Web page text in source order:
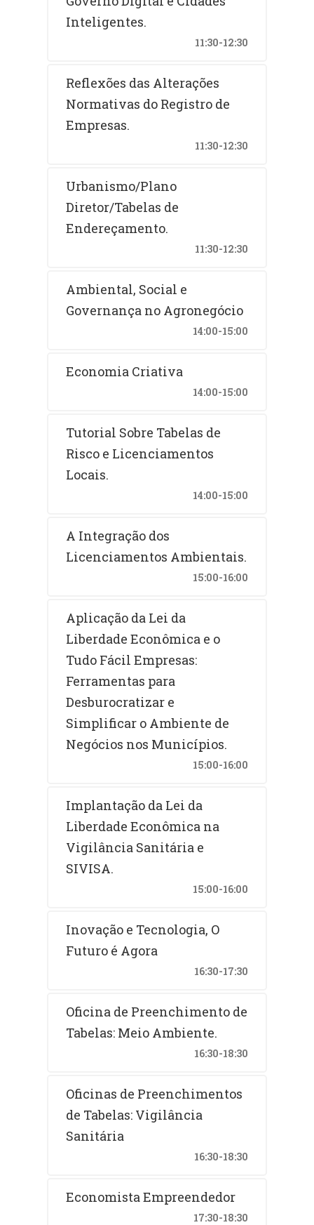
Inteligentes.
11:30-12:30
Reflexões das Alterações
Normativas do Registro de
Empresas.
11:30-12:30
Urbanismo/Plano
Diretor/Tabelas de
Endereçamento.
11:30-12:30
Ambiental, Social e
Governança no Agronegócio
14:00-15:00
Economia Criativa
14:00-15:00
Tutorial Sobre Tabelas de
Risco e Licenciamentos
Locais.
14:00-15:00
A Integração dos
Licenciamentos Ambientais.
15:00-16:00
Aplicação da Lei da
Liberdade Econômica e o
Tudo Fácil Empresas:
Ferramentas para
Desburocratizar e
Simplificar o Ambiente de
Negócios nos Municípios.
15:00-16:00
Implantação da Lei da
Liberdade Econômica na
Vigilância Sanitária e
SIVISA.
15:00-16:00
Inovação e Tecnologia, O
Futuro é Agora
16:30-17:30
Oficina de Preenchimento de
Tabelas: Meio Ambiente.
16:30-18:30
Oficinas de Preenchimentos
de Tabelas: Vigilância
Sanitária
16:30-18:30
Economista Empreendedor
17:30-18:30